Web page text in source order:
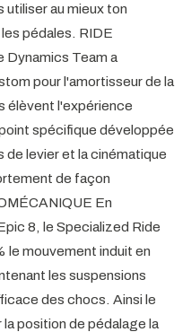
au mieux ton
pédales. RIDE
Dynamics Team a
pour l'amortisseur de la
élèvent l'expérience
spécifique développée
levier et la cinématique
de façon
En
8, le Specialized Ride
le mouvement induit en
les suspensions
des chocs. Ainsi le
position de pédalage la